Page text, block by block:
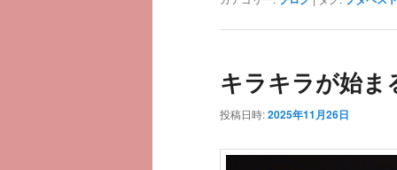
キラキラが始ま
投稿日時:2025年11月26日